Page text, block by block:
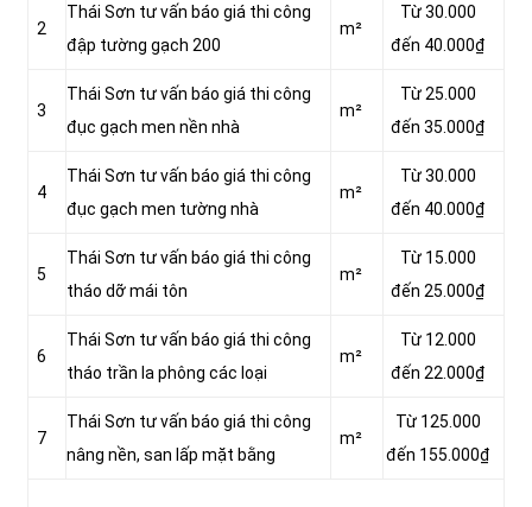
2
Thái Sơn tư vấn báo giá thi công
đập tường gạch 200
m²
Từ 30.000
đến 40.000₫
3
Thái Sơn tư vấn báo giá thi công
đục gạch men nền nhà
m²
Từ 25.000
đến 35.000₫
4
Thái Sơn tư vấn báo giá thi công
đục gạch men tường nhà
m²
Từ 30.000
đến 40.000₫
5
Thái Sơn tư vấn báo giá thi công
tháo dỡ mái tôn
m²
Từ 15.000
đến 25.000₫
6
Thái Sơn tư vấn báo giá thi công
tháo trần la phông các loại
m²
Từ 12.000
đến 22.000₫
7
Thái Sơn tư vấn báo giá thi công
nâng nền, san lấp mặt bằng
m²
Từ 125.000
đến 155.000₫